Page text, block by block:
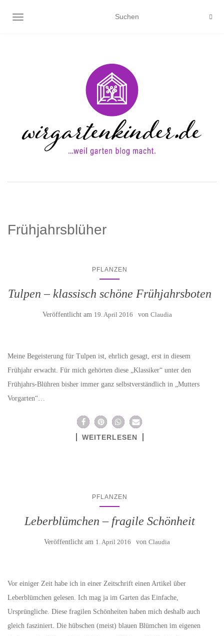
NAVIGATION UMSCHALTEN
Frühjahrsblüher
PFLANZEN
Tulpen – klassisch schöne Frühjahrsboten
Veröffentlicht am 19. April 2016 von Claudia
Meine Begeisterung für Tulpen ist, ehrlich gesagt, erst in diesem
Frühjahr erwacht. Für mich gehörten diese „Klassiker“ unter den
Frühjahrs-Blühren bisher immer ganz selbstverständlich in „Mutters
Vorgarten“…
WEITERLESEN
PFLANZEN
Leberblümchen – fragile Schönheit
Veröffentlicht am 1. April 2016 von Claudia
Vor einiger Zeit habe ich in einer Zeitschrift einen Artikel über
Leberblümchen gelesen. Ich mag ja im Garten das Einfache,
Ursprüngliche. Diese fragilen Schönheiten haben mich deshalb auch
gleich fasziniert. Die hübschen (meist) blauen Blümchen im eigenen